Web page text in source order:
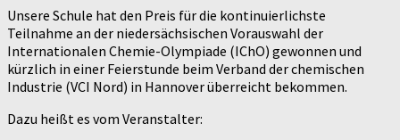
Unsere Schule hat den Preis für die kontinuierlichste
Teilnahme an der niedersächsischen Vorauswahl der
Internationalen Chemie-Olympiade (IChO) gewonnen und
kürzlich in einer Feierstunde beim Verband der chemischen
Industrie (VCI Nord) in Hannover überreicht bekommen.
Dazu heißt es vom Veranstalter: